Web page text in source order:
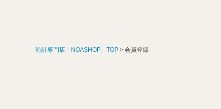
時計専門店「NOASHOP」TOP 会員登録